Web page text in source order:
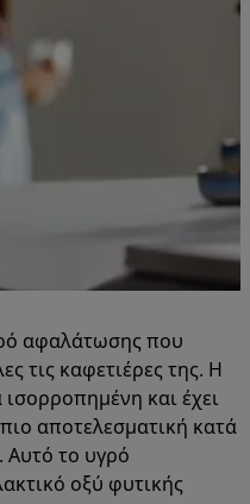
αφαλάτωσης που
τις καφετιέρες της. Η
ισορροπημένη και έχει
αποτελεσματική κατά
Αυτό το υγρό
οξύ φυτικής